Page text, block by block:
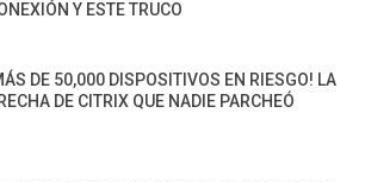
Y ESTE TRUCO
DE 50,000 DISPOSITIVOS EN RIESGO! LA
DE CITRIX QUE NADIE PARCHEÓ